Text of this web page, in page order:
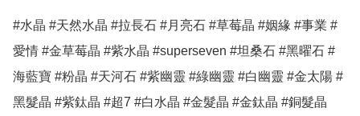
#水晶 #天然水晶 #拉長石 #月亮石 #草莓晶 #姻緣 #事業 #
愛情 #金草莓晶 #紫水晶 #superseven #坦桑石 #黑曜石 #
海藍寶 #粉晶 #天河石 #紫幽靈 #綠幽靈 #白幽靈 #金太陽 #